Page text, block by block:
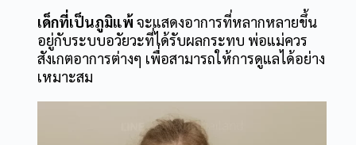
เด็กที่เป็นภูมิแพ้ จะแสดงอาการที่หลากหลายขึ้น
อยู่กับระบบอวัยวะที่ได้รับผลกระทบ พ่อแม่ควร
สังเกตอาการต่างๆ เพื่อสามารถให้การดูแลได้อย่าง
เหมาะสม